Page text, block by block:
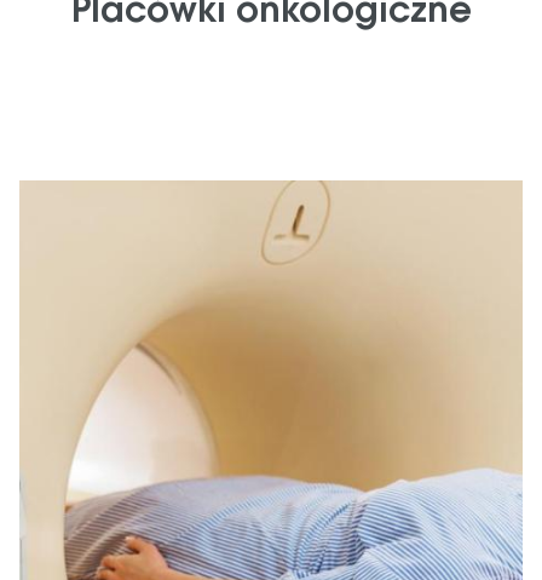
Placówki onkologiczne